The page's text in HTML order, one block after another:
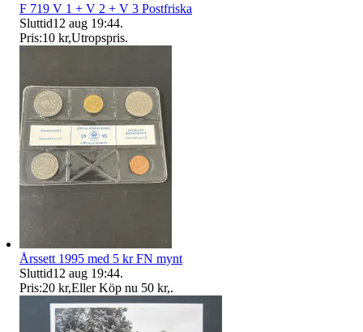
F 719 V 1 + V 2 + V 3 Postfriska
Sluttid12 aug 19:44.
Pris:10 kr,Utropspris.
Årssett 1995 med 5 kr FN mynt
Sluttid12 aug 19:44.
Pris:20 kr,Eller Köp nu 50 kr,.